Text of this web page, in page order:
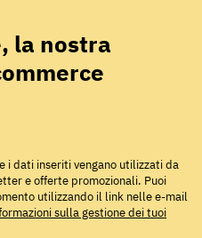
la nostra
i dati inseriti vengano utilizzati da
e offerte promozionali. Puoi
utilizzando il link nelle e-mail
sulla gestione dei tuoi